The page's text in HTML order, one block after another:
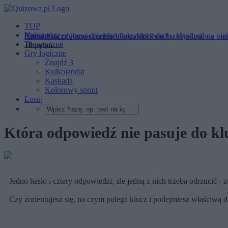
TOP
Najnowsze
Tematyczne
Gry logiczne
Znajdź 3
Kulkolandia
Kaskada
Kolorowy sprint
Losuj
Która odpowiedź nie pasuje do
Jedno hasło i cztery odpowiedzi, ale jedną z nich trzeba odrzucić -
Czy zorientujesz się, na czym polega klucz i podejmiesz właściwą
6 punktów zdobywa przeciętniak, 10/10 osoba błyskotliwa -
10 pytań
Litera A - czy jesteś chodzącą encyklopedią?
10 pytań
Humanista czy umysł ścisły? Postaramy się to odgadnąć na
12 pytań